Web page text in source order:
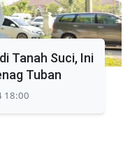
Tanah Suci, Ini
Tuban
18:00